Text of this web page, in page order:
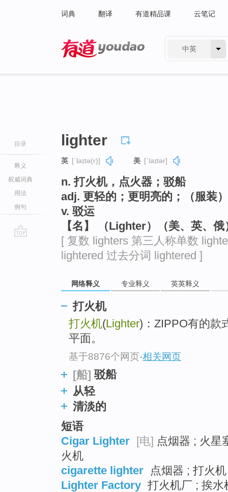
词典 翻译 有道精品课 云笔记
中英
目录
释义
权威词典
用法
例句
lighter
英 [ˈlaɪtə(r)] 美 [ˈlaɪtər]
n. 打火机，点火器；驳船
adj. 更轻的；更明亮的；（服装
v. 驳运
【名】 （Lighter）（美、英、
[ 复数 lighters 第三人称单数
lightered 过去分词 lightered ]
网络释义 专业释义 英英释义
打火机
打火机(Lighter)：ZIPPO有的款
平面。
基于8876个网页-相关网页
[船] 驳船
从轻
清淡的
短语
Cigar Lighter [电] 点烟器 ; 火星
火机
cigarette lighter
点烟器 ; 打火
Lighter Factory 打火机厂 ; 挨水